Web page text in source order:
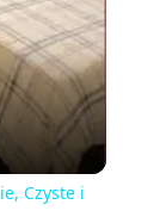
Czyste i